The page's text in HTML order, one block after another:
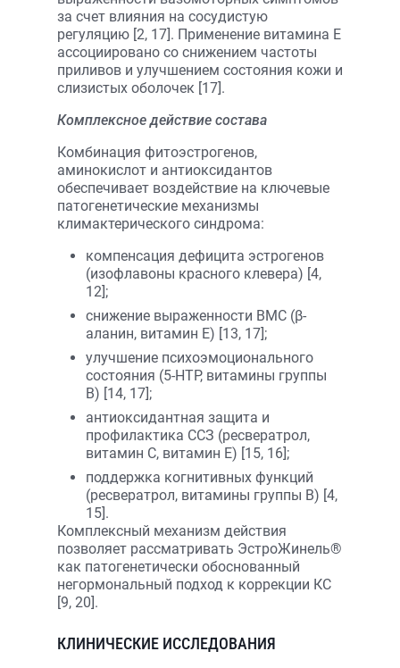
за счет влияния на сосудистую
регуляцию [2, 17]. Применение витамина E
ассоциировано со снижением частоты
приливов и улучшением состояния кожи и
слизистых оболочек [17].
Комплексное действие состава
Комбинация фитоэстрогенов,
аминокислот и антиоксидантов
обеспечивает воздействие на ключевые
патогенетические механизмы
климактерического синдрома:
компенсация дефицита эстрогенов
(изофлавоны красного клевера) [4,
12];
снижение выраженности ВМС (β-
аланин, витамин E) [13, 17];
улучшение психоэмоционального
состояния (5-HTP, витамины группы
B) [14, 17];
антиоксидантная защита и
профилактика ССЗ (ресвератрол,
витамин C, витамин E) [15, 16];
поддержка когнитивных функций
(ресвератрол, витамины группы B) [4,
15].
Комплексный механизм действия
позволяет рассматривать ЭстроЖинель®
как патогенетически обоснованный
негормональный подход к коррекции КС
[9, 20].
КЛИНИЧЕСКИЕ ИССЛЕДОВАНИЯ